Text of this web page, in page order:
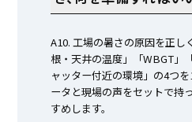
A10. 工場の暑さの原因を正し
根・天井の温度」「WBGT」
ャッター付近の環境」の4つ
ータと現場の声をセットで持
すめします。